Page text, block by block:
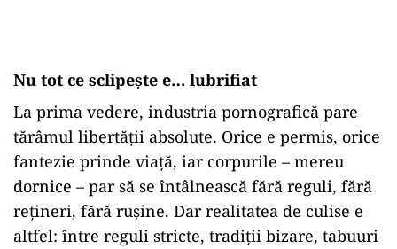
Nu tot ce sclipește e… lubrifiat
La prima vedere, industria pornografică pare
tărâmul libertății absolute. Orice e permis, orice
fantezie prinde viață, iar corpurile – mereu
dornice – par să se întâlnească fără reguli, fără
rețineri, fără rușine. Dar realitatea de culise e
altfel: între reguli stricte, tradiții bizare, tabuuri